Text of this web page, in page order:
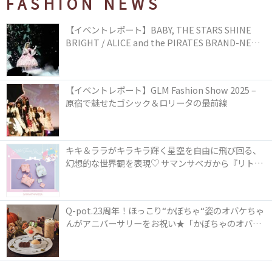
【イベントレポート】BABY, THE STARS SHINE
BRIGHT / ALICE and the PIRATES BRAND-NEW
【イベントレポート】GLM Fashion Show 2025 –
原宿で魅せたゴシック＆ロリータの最前線
キキ＆ララがキラキラ輝く星空を自由に飛び回る、
幻想的な世界観を表現♡ サマンサベガから『リトル
Q-pot.23周年！ほっこり“かぼちゃ“姿のオバケちゃ
んがアニバーサリーをお祝い★「かぼちゃのオバケ